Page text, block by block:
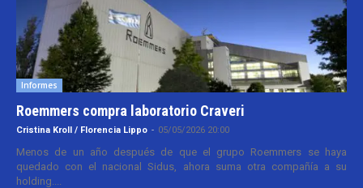
Informes
Roemmers compra laboratorio Craveri
Cristina Kroll / Florencia Lippo - 05/05/2026 20:00
Menos de un año después de que el grupo Roemmers se haya
quedado con el nacional Sidus, ahora suma otra compañía a su
holding....